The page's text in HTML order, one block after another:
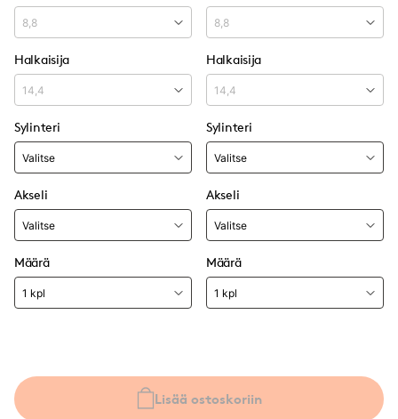
Halkaisija
Sylinteri
Akseli
Määrä
Halkaisija
Sylinteri
Akseli
Määrä
Lisää ostoskoriin